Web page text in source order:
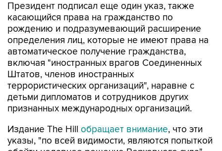
Президент подписал еще один указ, также
касающийся права на гражданство по
рождению и подразумевающий расширение
определения лиц, которые не имеют права на
автоматическое получение гражданства,
включая "иностранных врагов Соединенных
Штатов, членов иностранных
террористических организаций", наравне с
детьми дипломатов и сотрудников других
признанных международных организаций.
Издание The Hill обращает внимание, что эти
указы, "по всей видимости, являются попыткой